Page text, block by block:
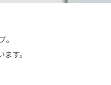
。
す。